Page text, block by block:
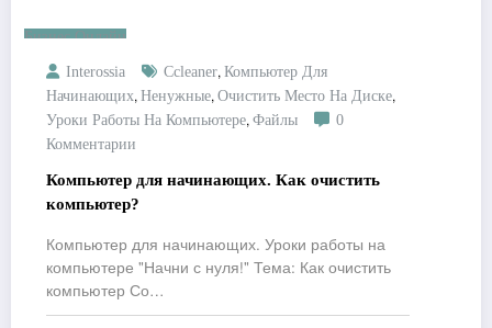
Бизнес Онлайн
Interossia Ccleaner, Компьютер Для
Начинающих, Ненужные, Очистить Место На Диске,
Уроки Работы На Компьютере, Файлы
0
Комментарии
Компьютер для начинающих. Как очистить
компьютер?
Компьютер для начинающих. Уроки работы на
компьютере "Начни с нуля!" Тема: Как очистить
компьютер Со…